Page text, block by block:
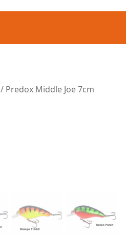
/ Predox Middle Joe 7cm